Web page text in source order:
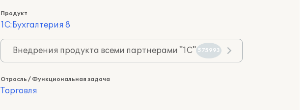
Продукт
1С:Бухгалтерия 8
Внедрения продукта всеми партнерами "1С" 575993
Отрасль / Функциональная задача
Торговля